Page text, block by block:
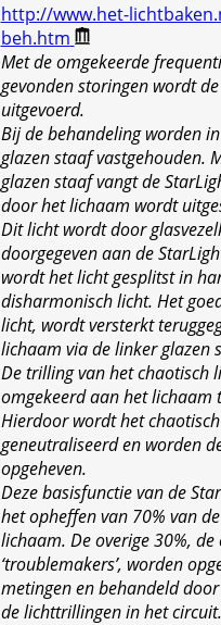
http://www.het-
beh.htm
Met de omgekeerde
gevonden storingen wordt
uitgevoerd.
Bij de behandeling worden
glazen staaf vastgehouden.
glazen staaf vangt de
door het lichaam wordt
Dit licht wordt door
doorgegeven aan de
wordt het licht gesplitst in
disharmonisch licht. Het
licht, wordt versterkt
lichaam via de linker glazen
De trilling van het chaotisch
omgekeerd aan het lichaam
Hierdoor wordt het
geneutraliseerd en worden
opgeheven.
Deze basisfunctie van de
het opheffen van 70% van
lichaam. De overige 30%, de
‘troublemakers’, worden
metingen en behandeld
de lichttrillingen in het circuit.